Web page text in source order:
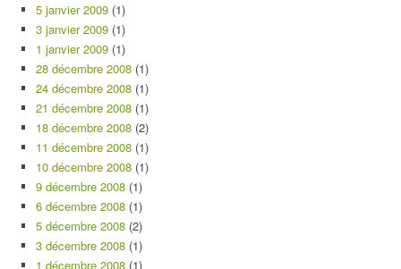
5 janvier 2009 (1)
3 janvier 2009 (1)
1 janvier 2009 (1)
28 décembre 2008 (1)
24 décembre 2008 (1)
21 décembre 2008 (1)
18 décembre 2008 (2)
11 décembre 2008 (1)
10 décembre 2008 (1)
9 décembre 2008 (1)
6 décembre 2008 (1)
5 décembre 2008 (2)
3 décembre 2008 (1)
1 décembre 2008 (1)